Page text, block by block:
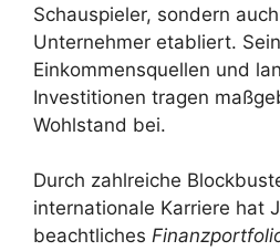
Schauspieler, sondern
Unternehmer etabliert.
Einkommensquellen und
Investitionen tragen
Wohlstand bei.
Durch zahlreiche
internationale Karriere hat
beachtliches